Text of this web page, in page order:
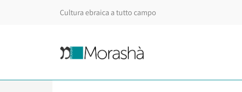
Cultura ebraica a tutto campo